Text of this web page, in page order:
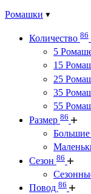
Ромашки
Количество 86
5
15
25
35
55
Размер 86
Большие
Сезон 86
Повод 86